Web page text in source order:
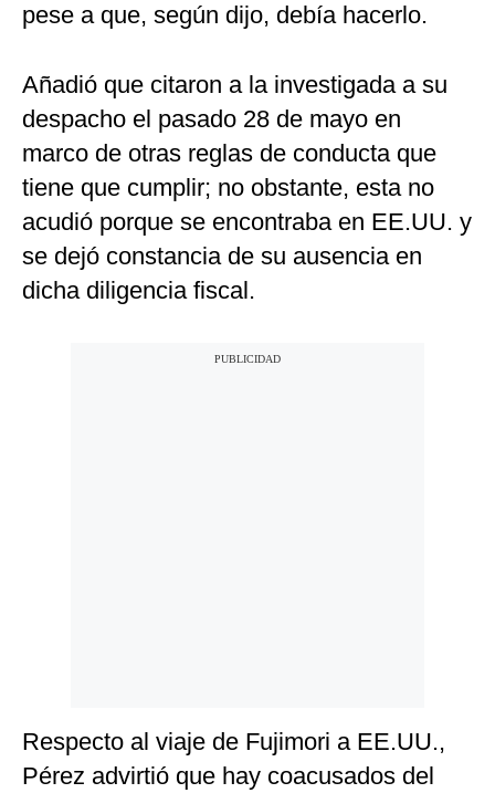
pese a que, según dijo, debía hacerlo.
Añadió que citaron a la investigada a su
despacho el pasado 28 de mayo en
marco de otras reglas de conducta que
tiene que cumplir; no obstante, esta no
acudió porque se encontraba en EE.UU. y
se dejó constancia de su ausencia en
dicha diligencia fiscal.
Respecto al viaje de Fujimori a EE.UU.,
Pérez advirtió que hay coacusados del